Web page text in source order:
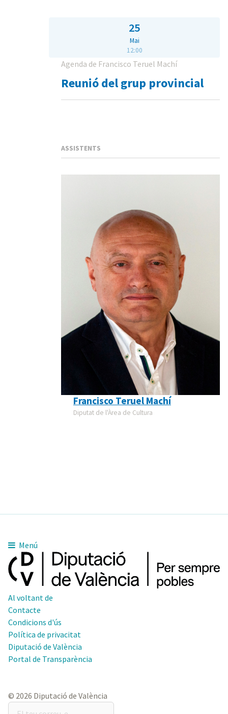
25
Mai
12:00
Agenda de Francisco Teruel Machí
Reunió del grup provincial
ASSISTENTS
Francisco Teruel Machí
Diputat de l'Àrea de Cultura
Menú
Al voltant de
Contacte
Condicions d'ús
Política de privacitat
Diputació de València
Portal de Transparència
© 2026 Diputació de València